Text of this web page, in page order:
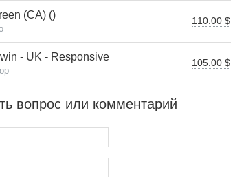
(CA) () 110.00 $
- UK - Responsive 105.00 $
вопрос или комментарий